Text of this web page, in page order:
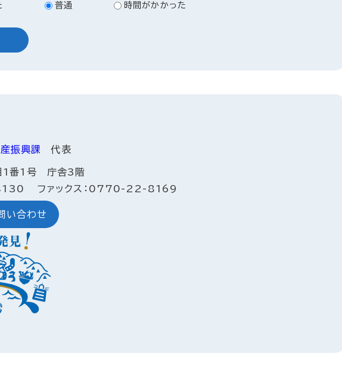
普通 時間がかかった
振興課 代表
1番1号 庁舎3階
ファックス：0770-22-8169
い合わせ